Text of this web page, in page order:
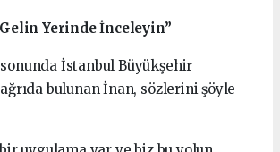
Yerinde İnceleyin”
sonunda İstanbul Büyükşehir
bulunan İnan, sözlerini şöyle